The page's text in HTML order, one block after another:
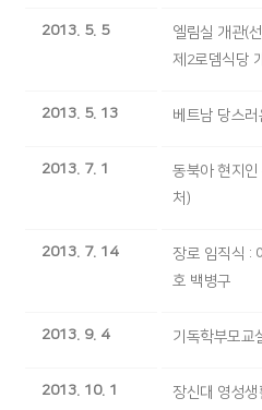
2013. 5. 5
엘림실 개관(
제2로뎀식당
2013. 5. 13 베트남 당스
2013. 7. 1
동북아 현지
처)
2013. 7. 14
장로 임직식 :
호 백병구
2013. 9. 4 기독학부모교
2013. 10. 1
장신대 영성